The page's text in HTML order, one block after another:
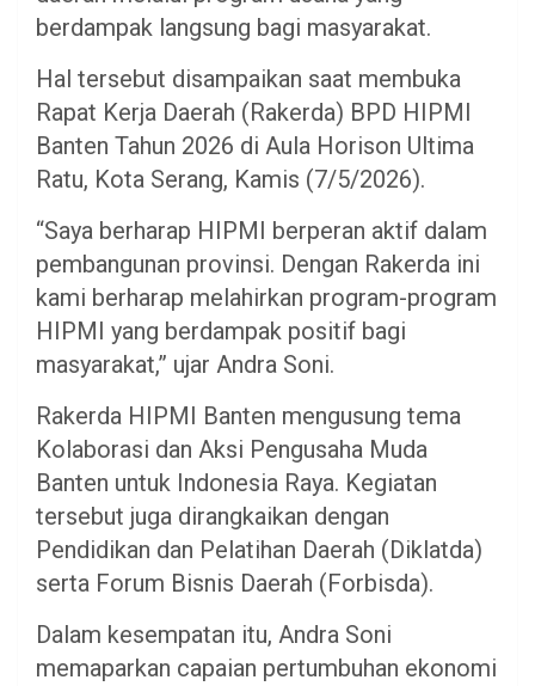
berdampak langsung bagi masyarakat.
Hal tersebut disampaikan saat membuka
Rapat Kerja Daerah (Rakerda) BPD HIPMI
Banten Tahun 2026 di Aula Horison Ultima
Ratu, Kota Serang, Kamis (7/5/2026).
“Saya berharap HIPMI berperan aktif dalam
pembangunan provinsi. Dengan Rakerda ini
kami berharap melahirkan program-program
HIPMI yang berdampak positif bagi
masyarakat,” ujar Andra Soni.
Rakerda HIPMI Banten mengusung tema
Kolaborasi dan Aksi Pengusaha Muda
Banten untuk Indonesia Raya. Kegiatan
tersebut juga dirangkaikan dengan
Pendidikan dan Pelatihan Daerah (Diklatda)
serta Forum Bisnis Daerah (Forbisda).
Dalam kesempatan itu, Andra Soni
memaparkan capaian pertumbuhan ekonomi